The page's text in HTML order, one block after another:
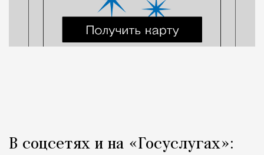
В соцсетях и на «Госуслугах»: